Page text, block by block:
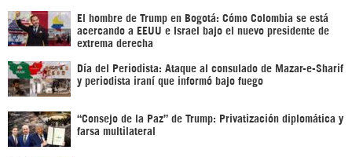
El hombre de Trump en Bogotá: Cómo Colombia se está
acercando a EEUU e Israel bajo el nuevo presidente de
extrema derecha
Día del Periodista: Ataque al consulado de Mazar-e-Sharif
y periodista iraní que informó bajo fuego
“Consejo de la Paz” de Trump: Privatización diplomática y
farsa multilateral